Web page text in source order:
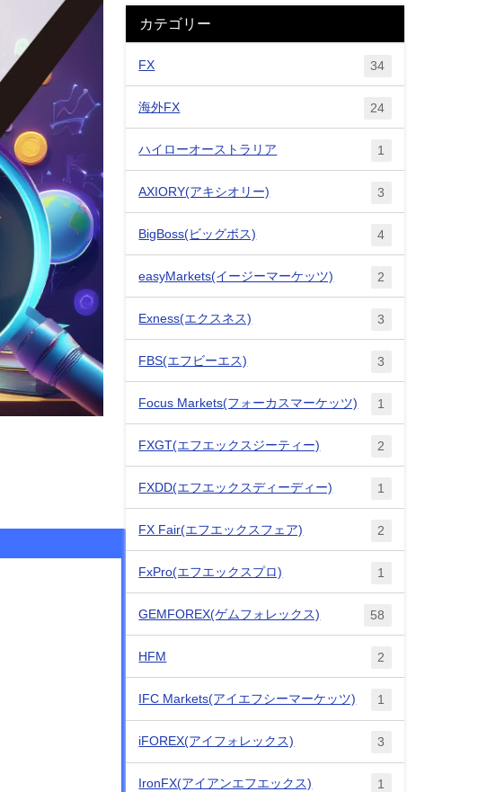
カテゴリー
FX 34
海外FX 24
ハイローオーストラリア 1
AXIORY(アキシオリー) 3
BigBoss(ビッグボス) 4
easyMarkets(イージーマーケッツ) 2
Exness(エクスネス) 3
FBS(エフビーエス) 3
Focus Markets(フォーカスマーケッツ) 1
FXGT(エフエックスジーティー) 2
FXDD(エフエックスディーディー) 1
FX Fair(エフエックスフェア) 2
FxPro(エフエックスプロ) 1
GEMFOREX(ゲムフォレックス) 58
HFM 2
IFC Markets(アイエフシーマーケッツ) 1
iFOREX(アイフォレックス) 3
IronFX(アイアンエフエックス) 1